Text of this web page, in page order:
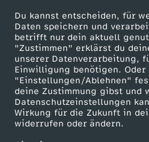
Du kannst entscheiden, für
Daten speichern und
betrifft nur dein aktuell
"Zustimmen" erklärst du
unserer Datenverarbeitung,
Einwilligung benötigen.
"Einstellungen/Ablehnen"
deine Zustimmung gibst und
Datenschutzeinstellungen
Wirkung für die Zukunft in
widerrufen oder ändern.
m
i
l
i
e
ZDF goes Schule
Werbefernsehen
Mainzelmännchen